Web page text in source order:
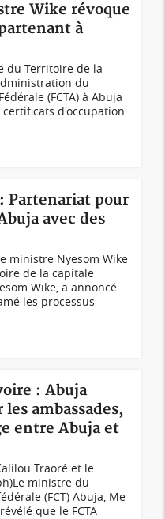
Wike révoque
à
du Territoire de la
du
(FCTA) à Abuja
d'occupation
Partenariat pour
avec des
ministre Nyesom Wike
de la capitale
Wike, a annoncé
les processus
: Abuja
ambassades,
entre Abuja et
Traoré et le
ministre du
(FCT) Abuja, Me
que le FCTA